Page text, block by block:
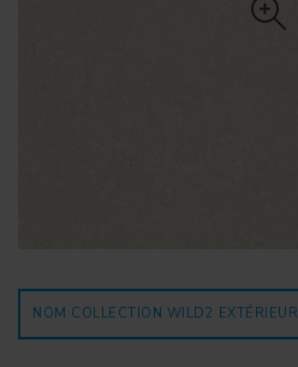
NOM COLLECTION WILD2 EXTÉRIEUR